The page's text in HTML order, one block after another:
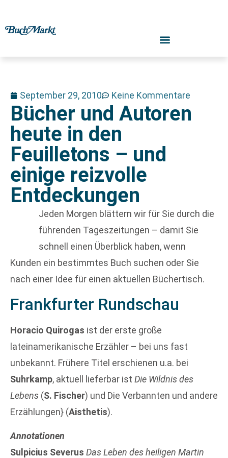
September 29, 2010 Keine Kommentare
Bücher und Autoren
heute in den
Feuilletons – und
einige reizvolle
Entdeckungen
Jeden Morgen blättern wir für Sie durch die
führenden Tageszeitungen – damit Sie
schnell einen Überblick haben, wenn
Kunden ein bestimmtes Buch suchen oder Sie
nach einer Idee für einen aktuellen Büchertisch.
Frankfurter Rundschau
Horacio Quirogas ist der erste große
lateinamerikanische Erzähler – bei uns fast
unbekannt. Frühere Titel erschienen u.a. bei
Suhrkamp, aktuell lieferbar ist Die Wildnis des
Lebens (S. Fischer) und Die Verbannten und andere
Erzählungen} (Aisthetis).
Annotationen
Sulpicius Severus Das Leben des heiligen Martin